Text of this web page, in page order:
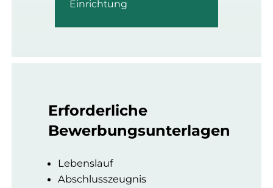
Einrichtung
Ausbildung zum*zur
Kinderpfleger*in
im Bereich Sozialwesen
Erforderliche
Bewerbungsunterlagen
Lebenslauf
Abschlusszeugnis